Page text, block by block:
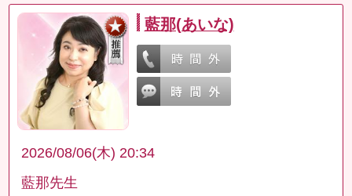
藍那(あいな)
2026/08/06(木) 20:34
藍那先生